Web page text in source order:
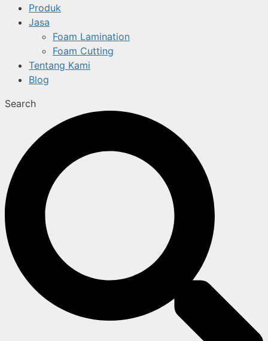
Produk
Jasa
Foam Lamination
Foam Cutting
Tentang Kami
Blog
Search